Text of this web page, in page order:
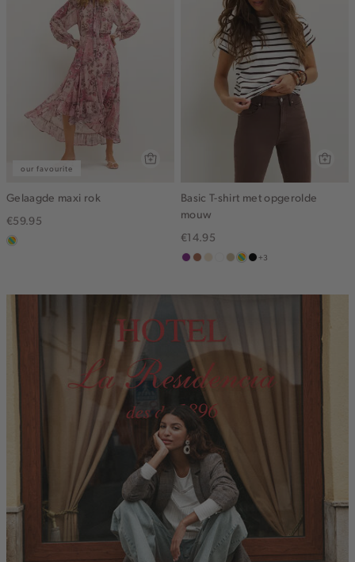
our favourite
Gelaagde maxi rok
€59.95
meerkleurig
Basic T-shirt met opgerolde
mouw
€14.95
middenpaars
terracotta
vanille
witlichtzand
meerkleurig
zwart
+3